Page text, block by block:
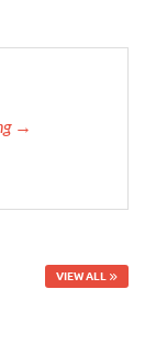
→
VIEW ALL